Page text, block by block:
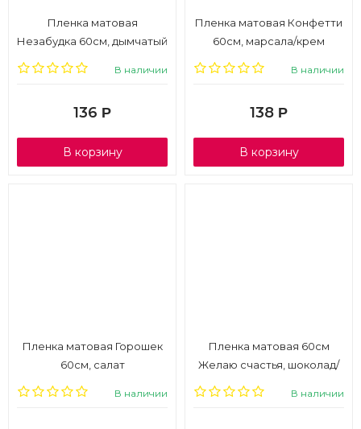
Пленка матовая
Незабудка 60см, дымчатый
В наличии
136 Р
В корзину
Пленка матовая Конфетти
60см, марсала/крем
В наличии
138 Р
В корзину
Пленка матовая Горошек
60см, салат
В наличии
Пленка матовая 60см
Желаю счастья, шоколад/
белый
В наличии